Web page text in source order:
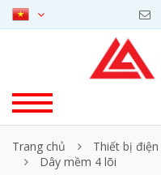
Trang chủ Thiết bị
Dây mềm 4 lõi